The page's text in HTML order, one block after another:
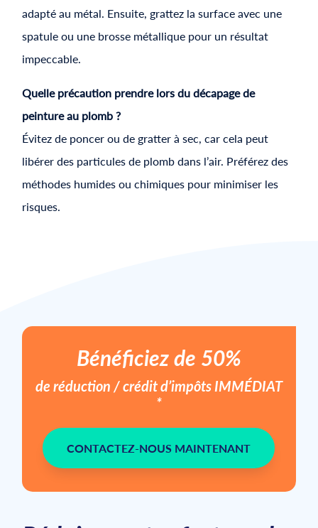
adapté au métal. Ensuite, grattez la surface avec une
spatule ou une brosse métallique pour un résultat
impeccable.
Quelle précaution prendre lors du décapage de
peinture au plomb ?
Évitez de poncer ou de gratter à sec, car cela peut
libérer des particules de plomb dans l’air. Préférez des
méthodes humides ou chimiques pour minimiser les
risques.
Bénéficiez de 50%
de réduction / crédit d’impôts IMMÉDIAT
*
CONTACTEZ-NOUS MAINTENANT